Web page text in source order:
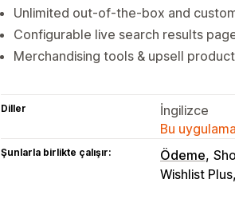
Unlimited out-of-the-box and
Configurable live search results
Merchandising tools & upsell
Diller
İngilizce
Bu
Şunlarla birlikte çalışır: Ödeme
Wishlist Plus